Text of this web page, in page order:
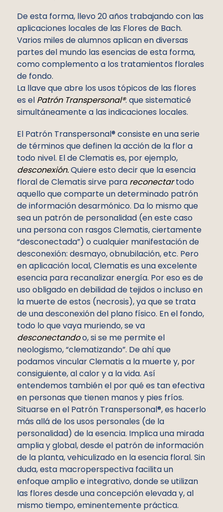
De esta forma, llevo 20 años trabajando con las
aplicaciones locales de las Flores de Bach.
Varios miles de alumnos aplican en diversas
partes del mundo las esencias de esta forma,
como complemento a los tratamientos florales
de fondo.
La llave que abre los usos tópicos de las flores
es el Patrón Transpersonal®. que sistematicé
simultáneamente a las indicaciones locales.
El Patrón Transpersonal® consiste en una serie
de términos que definen la acción de la flor a
todo nivel. El de Clematis es, por ejemplo,
desconexión.Quiere esto decir que la esencia
floral de Clematis sirve para reconectartodo
aquello que comparte un determinado patrón
de información desarmónico. Da lo mismo que
sea un patrón de personalidad (en este caso
una persona con rasgos Clematis, ciertamente
“desconectada”) o cualquier manifestación de
desconexión: desmayo, obnubilación, etc. Pero
en aplicación local, Clematis es una excelente
esencia para recanalizar energía. Por eso es de
uso obligado en debilidad de tejidos o incluso en
la muerte de estos (necrosis), ya que se trata
de una desconexión del plano físico. En el fondo,
todo lo que vaya muriendo, se va
desconectandoo, si se me permite el
neologismo, “clematizando”. De ahí que
podamos vincular Clematis a la muerte y, por
consiguiente, al calor y a la vida. Así
entendemos también el por qué es tan efectiva
en personas que tienen manos y pies fríos.
Situarse en el Patrón Transpersonal®, es hacerlo
más allá de los usos personales (de la
personalidad) de la esencia. Implica una mirada
amplia y global, desde el patrón de información
de la planta, vehiculizado en la esencia floral. Sin
duda, esta macroperspectiva facilita un
enfoque amplio e integrativo, donde se utilizan
las flores desde una concepción elevada y, al
mismo tiempo, eminentemente práctica.